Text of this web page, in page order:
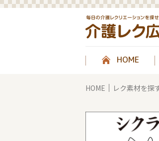
HOME
HOME レク素材を探